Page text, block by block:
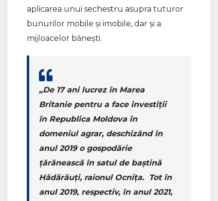
aplicarea unui sechestru asupra tuturor
bunurilor mobile și imobile, dar și a
mijloacelor bănești.
„De 17 ani lucrez în Marea
Britanie pentru a face investiții
în Republica Moldova în
domeniul agrar, deschizând în
anul 2019 o gospodărie
țărănească în satul de baștină
Hădărăuți, raionul Ocnița. Tot în
anul 2019, respectiv, în anul 2021,